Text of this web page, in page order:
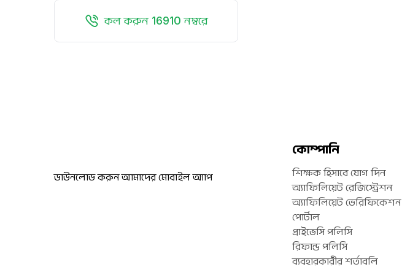
কল করুন 16910 নম্বরে
ডাউনলোড করুন আমাদের মোবাইল অ্যাপ
কোম্পানি
শিক্ষক হিসাবে যোগ দিন
অ্যাফিলিয়েট রেজিস্ট্রেশন
অ্যাফিলিয়েট ভেরিফিকেশন
পোর্টাল
প্রাইভেসি পলিসি
রিফান্ড পলিসি
ব্যবহারকারীর শর্তাবলি